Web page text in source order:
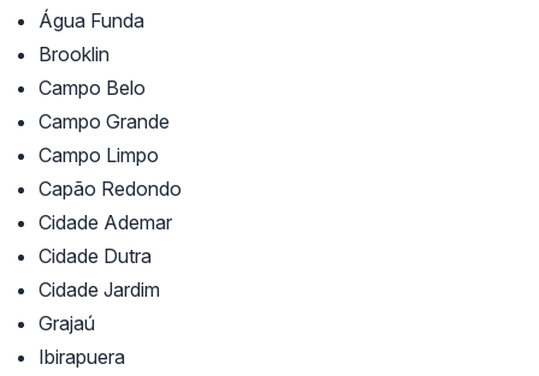
Água Funda
Brooklin
Campo Belo
Campo Grande
Campo Limpo
Capão Redondo
Cidade Ademar
Cidade Dutra
Cidade Jardim
Grajaú
Ibirapuera